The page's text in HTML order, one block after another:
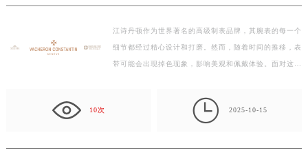
江诗丹顿作为世界著名的高级制表品牌，其腕表的每一个
细节都经过精心设计和打磨。然而，随着时间的推移，表
带可能会出现掉色现象，影响美观和佩戴体验。面对这
10次  2025-10-15